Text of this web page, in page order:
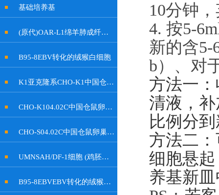
基础培养基
(原代)OAR-L1绵羊肺成纤维细胞
B95-8EBV转化的绒猴白细胞
K1亚克隆系CHO-K1中国仓鼠卵巢细胞
CHO-K104.02C中国仓鼠卵巢细胞
CHO-S04.02C中国仓鼠卵巢细胞
UMNSAH/DF-1细胞 (鸡胚成纤维细胞)
B95-8EBVEBV转化的绒猴白细胞
10分钟
4. 按5-6
新的含
b）、 对
方法一
清液，
比例分
方法二
细胞悬
养基新